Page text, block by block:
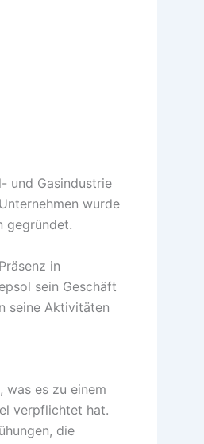
und Gasindustrie
wurde
gegründet.
in
sein Geschäft
seine Aktivitäten
was es zu einem
verpflichtet hat.
die